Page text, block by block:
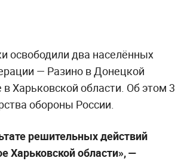
освободили два населённых
— Разино в Донецкой
Харьковской области. Об этом 3
обороны России.
решительных действий
Харьковской области», —